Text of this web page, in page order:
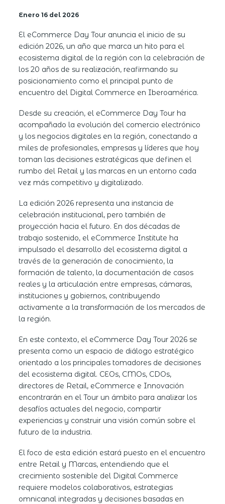
Enero 16 del 2026
El eCommerce Day Tour anuncia el inicio de su
edición 2026, un año que marca un hito para el
ecosistema digital de la región con la celebración de
los 20 años de su realización, reafirmando su
posicionamiento como el principal punto de
encuentro del Digital Commerce en Iberoamérica.
Desde su creación, el eCommerce Day Tour ha
acompañado la evolución del comercio electrónico
y los negocios digitales en la región, conectando a
miles de profesionales, empresas y líderes que hoy
toman las decisiones estratégicas que definen el
rumbo del Retail y las marcas en un entorno cada
vez más competitivo y digitalizado.
La edición 2026 representa una instancia de
celebración institucional, pero también de
proyección hacia el futuro. En dos décadas de
trabajo sostenido, el eCommerce Institute ha
impulsado el desarrollo del ecosistema digital a
través de la generación de conocimiento, la
formación de talento, la documentación de casos
reales y la articulación entre empresas, cámaras,
instituciones y gobiernos, contribuyendo
activamente a la transformación de los mercados de
la región.
En este contexto, el eCommerce Day Tour 2026 se
presenta como un espacio de diálogo estratégico
orientado a los principales tomadores de decisiones
del ecosistema digital. CEOs, CMOs, CDOs,
directores de Retail, eCommerce e Innovación
encontrarán en el Tour un ámbito para analizar los
desafíos actuales del negocio, compartir
experiencias y construir una visión común sobre el
futuro de la industria.
El foco de esta edición estará puesto en el encuentro
entre Retail y Marcas, entendiendo que el
crecimiento sostenible del Digital Commerce
requiere modelos colaborativos, estrategias
omnicanal integradas y decisiones basadas en